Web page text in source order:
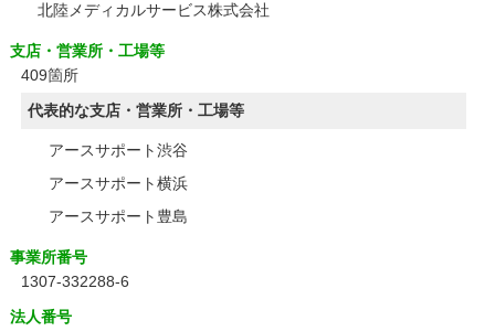
北陸メディカルサービス株式会社
支店・営業所・工場等
409箇所
代表的な支店・営業所・工場等
アースサポート渋谷
アースサポート横浜
アースサポート豊島
事業所番号
1307-332288-6
法人番号